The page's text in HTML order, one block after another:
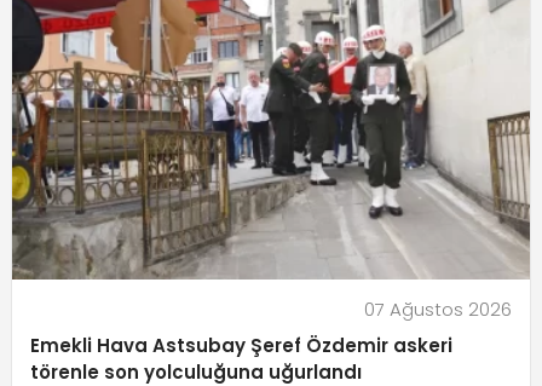
07 Ağustos 2026
Emekli Hava Astsubay Şeref Özdemir askeri
törenle son yolculuğuna uğurlandı